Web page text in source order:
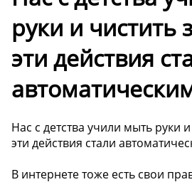
руки и чистить
эти действия
Нас с детства учили мыть руки
эти действия стали
В интернете тоже есть свои